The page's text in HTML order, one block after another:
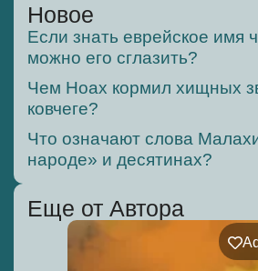
Новое
Если знать еврейское имя
можно его сглазить?
Чем Ноах кормил хищных
ковчеге?
Что означают слова
народе» и десятинах?
Еще от Автора